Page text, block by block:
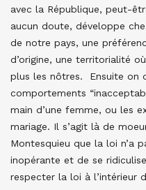
avec la République, peut-
aucun doute, développe
de notre pays, une
d’origine, une territorialité
plus les nôtres. Ensuite on
comportements
main d’une femme, ou les
mariage. Il s’agit là de
Montesquieu que la loi n’a
inopérante et de se
respecter la loi à l’intérieur